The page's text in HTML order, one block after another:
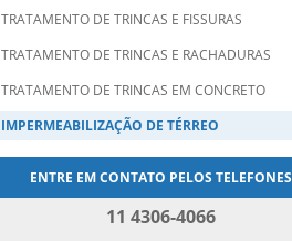
TRATAMENTO DE TRINCAS E FISSURAS
TRATAMENTO DE TRINCAS E RACHADURAS
TRATAMENTO DE TRINCAS EM CONCRETO
IMPERMEABILIZAÇÃO DE TÉRREO
ENTRE EM CONTATO PELOS TELEFONES
11 4306-4066